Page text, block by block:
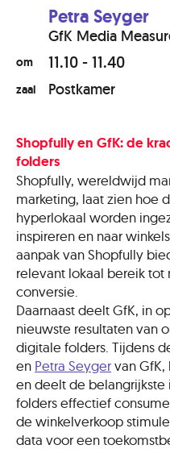
Petra Seyger
GfK Media
om 11.10 - 11.40
zaal Postkamer
Shopfully en GfK: de
folders
Shopfully, wereldwijd
marketing, laat zien hoe
hyperlokaal worden
inspireren en naar
aanpak van Shopfully
relevant lokaal bereik
conversie.
Daarnaast deelt GfK, in
nieuwste resultaten van
digitale folders. Tijdens
en Petra Seygervan
en deelt de
folders effectief
de winkelverkoop
data voor een